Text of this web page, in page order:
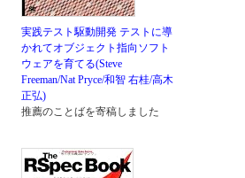
実践テスト駆動開発 テストに導
かれてオブジェクト指向ソフト
ウェアを育てる(Steve
Freeman/Nat Pryce/和智 右桂/高木
正弘)
推薦のことばを寄稿しました